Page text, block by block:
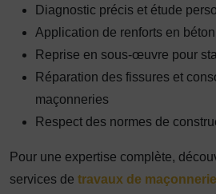
Diagnostic précis et étude
Application de renforts en béton
Reprise en sous-œuvre pour
Réparation des fissures et
maçonneries
Respect des normes de
Pour une expertise complète,
services de travaux de maçonnerie